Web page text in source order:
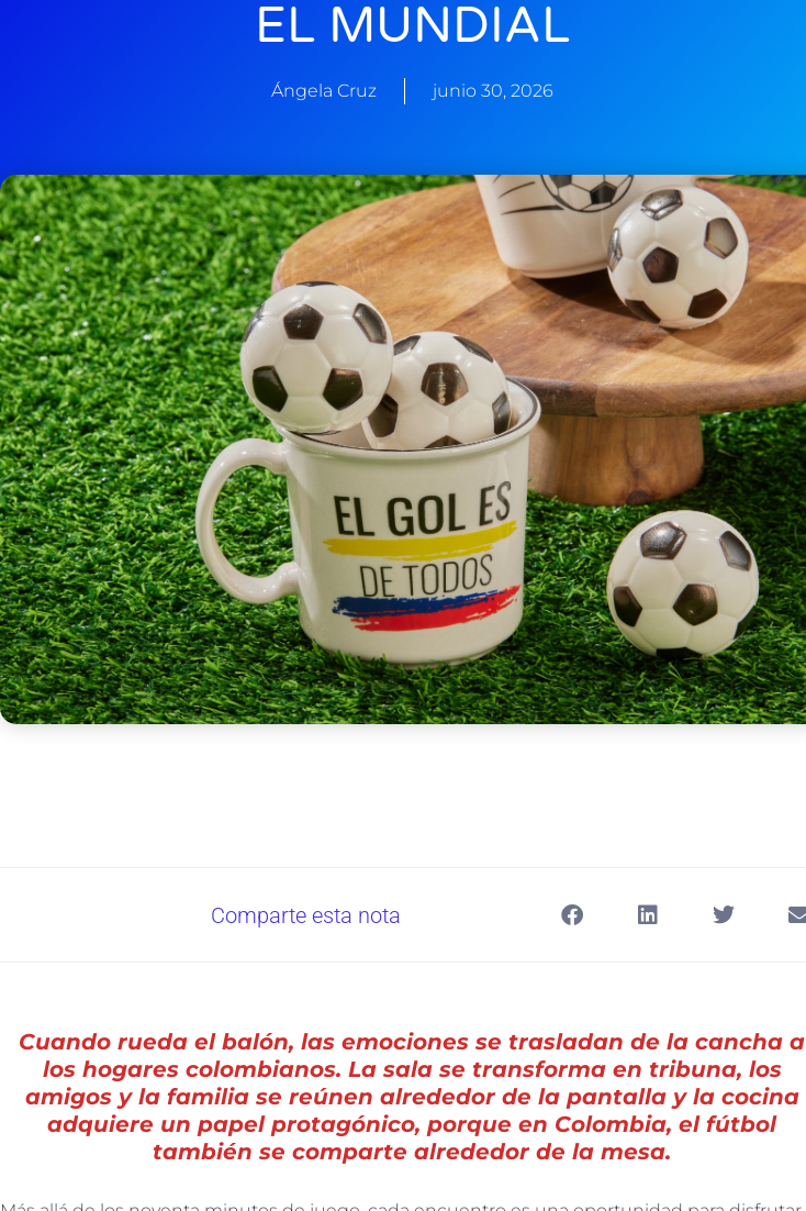
EL MUNDIAL
Ángela Cruz junio 30, 2026
Comparte esta nota
Cuando rueda el balón, las emociones se trasladan de la cancha a
los hogares colombianos. La sala se transforma en tribuna, los
amigos y la familia se reúnen alrededor de la pantalla y la cocina
adquiere un papel protagónico, porque en Colombia, el fútbol
también se comparte alrededor de la mesa.